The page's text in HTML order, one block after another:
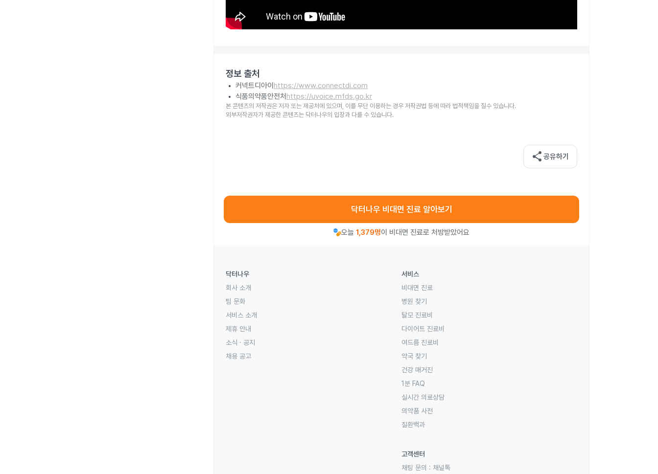
정보 출처
커넥트디아이 https://www.connectdi.com
식품의약품안전처 https://uvoice.mfds.go.kr
본 콘텐츠의 저작권은 저자 또는 제공처에 있으며, 이를 무단 이용하는 경우 저작권법 등에 따라 법적책임을 질수 있습니다.
외부저작권자가 제공한 콘텐츠는 닥터나우의 입장과 다를 수 있습니다.
share 공유하기
닥터나우 비대면 진료 알아보기
오늘 1,379명이 비대면 진료로 처방받았어요
닥터나우
회사 소개
팀 문화
서비스 소개
제휴 안내
소식 · 공지
채용 공고
서비스
비대면 진료
병원 찾기
탈모 진료비
다이어트 진료비
여드름 진료비
약국 찾기
건강 매거진
1분 FAQ
실시간 의료상담
의약품 사전
질환백과
고객센터
채팅 문의 : 채널톡